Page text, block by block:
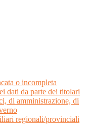
o incompleta
dati da parte dei titolari
di amministrazione, di
regionali/provinciali